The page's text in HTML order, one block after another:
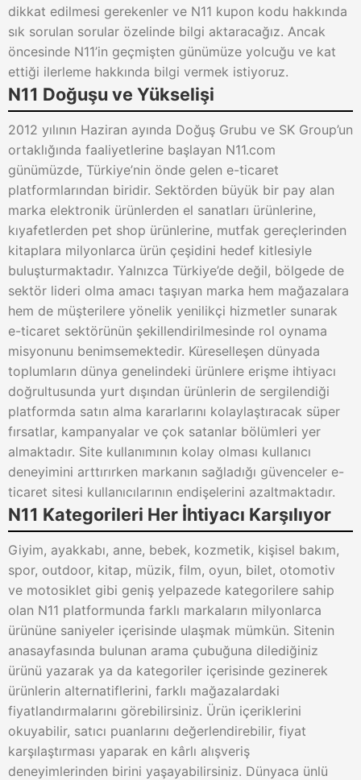
dikkat edilmesi gerekenler ve N11 kupon kodu hakkında
sık sorulan sorular özelinde bilgi aktaracağız. Ancak
öncesinde N11’in geçmişten günümüze yolcuğu ve kat
ettiği ilerleme hakkında bilgi vermek istiyoruz.
N11 Doğuşu ve Yükselişi
2012 yılının Haziran ayında Doğuş Grubu ve SK Group’un
ortaklığında faaliyetlerine başlayan N11.com
günümüzde, Türkiye’nin önde gelen e-ticaret
platformlarından biridir. Sektörden büyük bir pay alan
marka elektronik ürünlerden el sanatları ürünlerine,
kıyafetlerden pet shop ürünlerine, mutfak gereçlerinden
kitaplara milyonlarca ürün çeşidini hedef kitlesiyle
buluşturmaktadır. Yalnızca Türkiye’de değil, bölgede de
sektör lideri olma amacı taşıyan marka hem mağazalara
hem de müşterilere yönelik yenilikçi hizmetler sunarak
e-ticaret sektörünün şekillendirilmesinde rol oynama
misyonunu benimsemektedir. Küreselleşen dünyada
toplumların dünya genelindeki ürünlere erişme ihtiyacı
doğrultusunda yurt dışından ürünlerin de sergilendiği
platformda satın alma kararlarını kolaylaştıracak süper
fırsatlar, kampanyalar ve çok satanlar bölümleri yer
almaktadır. Site kullanımının kolay olması kullanıcı
deneyimini arttırırken markanın sağladığı güvenceler e-
ticaret sitesi kullanıcılarının endişelerini azaltmaktadır.
N11 Kategorileri Her İhtiyacı Karşılıyor
Giyim, ayakkabı, anne, bebek, kozmetik, kişisel bakım,
spor, outdoor, kitap, müzik, film, oyun, bilet, otomotiv
ve motosiklet gibi geniş yelpazede kategorilere sahip
olan N11 platformunda farklı markaların milyonlarca
ürününe saniyeler içerisinde ulaşmak mümkün. Sitenin
anasayfasında bulunan arama çubuğuna dilediğiniz
ürünü yazarak ya da kategoriler içerisinde gezinerek
ürünlerin alternatiflerini, farklı mağazalardaki
fiyatlandırmalarını görebilirsiniz. Ürün içeriklerini
okuyabilir, satıcı puanlarını değerlendirebilir, fiyat
karşılaştırması yaparak en kârlı alışveriş
deneyimlerinden birini yaşayabilirsiniz. Dünyaca ünlü